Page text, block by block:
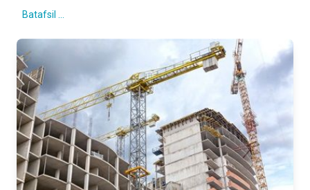
Batafsil ...